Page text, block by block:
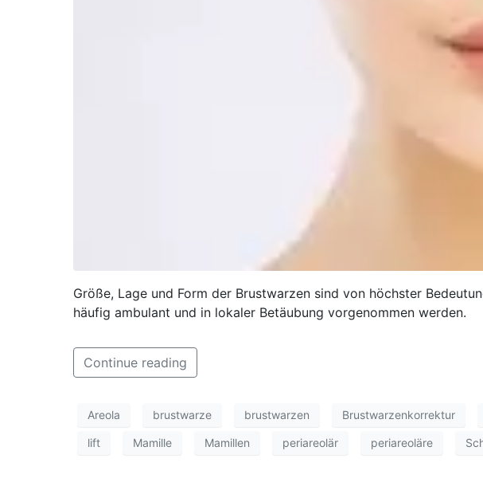
Größe, Lage und Form der Brustwarzen sind von höchster
häufig ambulant und in lokaler Betäubung vorgenommen werden.
Continue reading
Areola brustwarze brustwarzen Brustwarzenkorrektur
lift Mamille Mamillen periareolär periareoläre